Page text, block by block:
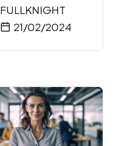
FULLKNIGHT
21/02/2024